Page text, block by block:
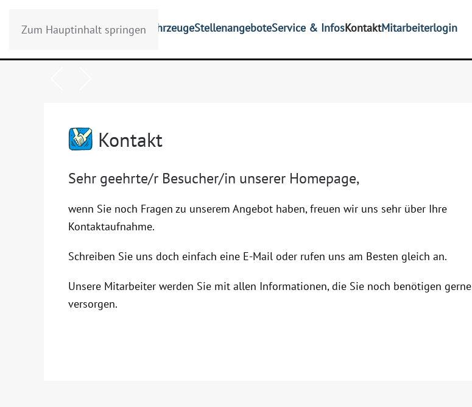
Zum Hauptinhalt springen
StartFirmaMitarbeiter FahrzeugeStellenangeboteService & InfosKontaktMitarbeiterlogin
Kontakt
Sehr geehrte/r Besucher/in unserer Homepage,
wenn Sie noch Fragen zu unserem Angebot haben, freuen wir uns sehr über Ihre
Kontaktaufnahme.
Schreiben Sie uns doch einfach eine E-Mail oder rufen uns am Besten gleich an.
Unsere Mitarbeiter werden Sie mit allen Informationen, die Sie noch benötigen gerne
versorgen.